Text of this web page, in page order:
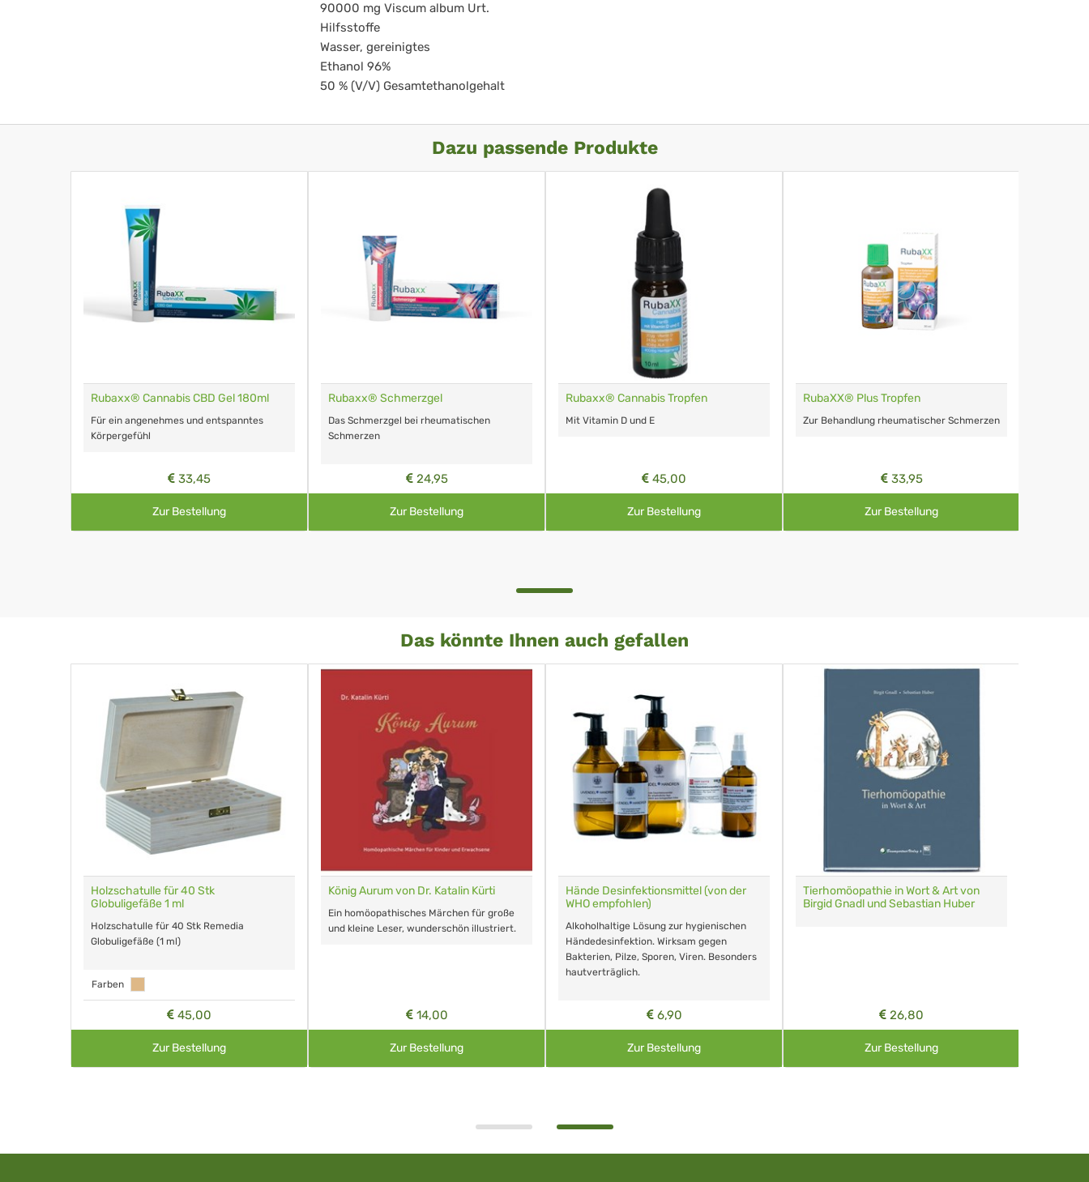
90000 mg Viscum album Urt.
Hilfsstoffe
Wasser, gereinigtes
Ethanol 96%
50 % (V/V) Gesamtethanolgehalt
Dazu passende Produkte
Rubaxx® Cannabis CBD Gel 180ml
Für ein angenehmes und entspanntes
Körpergefühl
33,45
Zur Bestellung
Rubaxx® Schmerzgel
Das Schmerzgel bei rheumatischen
Schmerzen
24,95
Zur Bestellung
Rubaxx® Cannabis Tropfen
Mit Vitamin D und E
45,00
Zur Bestellung
RubaXX® Plus Tropfen
Zur Behandlung rheumatischer Schmerzen
33,95
Zur Bestellung
Das könnte Ihnen auch gefallen
Holzschatulle für 40 Stk
Globuligefäße 1 ml
Holzschatulle für 40 Stk Remedia
Globuligefäße (1 ml)
Farben
45,00
Zur Bestellung
König Aurum von Dr. Katalin Kürti
Ein homöopathisches Märchen für große
und kleine Leser, wunderschön illustriert.
14,00
Zur Bestellung
Hände Desinfektionsmittel (von der
WHO empfohlen)
Alkoholhaltige Lösung zur hygienischen
Händedesinfektion. Wirksam gegen
Bakterien, Pilze, Sporen, Viren. Besonders
hautverträglich.
6,90
Zur Bestellung
Tierhomöopathie in Wort & Art von
Birgid Gnadl und Sebastian Huber
26,80
Zur Bestellung